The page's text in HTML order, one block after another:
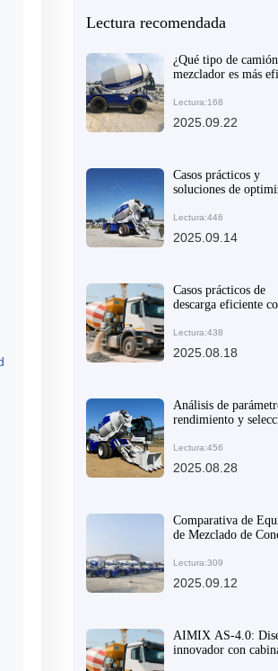
Lectura recomendada
¿Qué tipo de camión
mezclador es más
construcción
zonas montañosas?
Lectura:168
2025.09.22
Casos prácticos y
soluciones de
equipos de mezclado
concreto en
Lectura:446
2025.09.14
Casos prácticos de
descarga eficiente
AS-4.0 en obras de
construcción y
Lectura:438
2025.08.18
Análisis de
rendimiento y
hormigón para
internacionales
Lectura:456
2025.08.28
Comparativa de
de Mezclado de
y Costos entre
Mezcladores con
Lectura:309
2025.09.12
AIMIX AS-4.0:
innovador con